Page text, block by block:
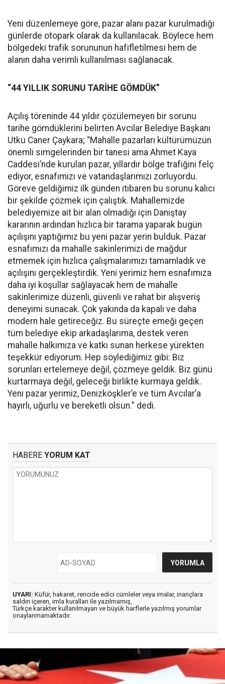
Yeni düzenlemeye göre, pazar alanı pazar kurulmadığı
günlerde otopark olarak da kullanılacak. Böylece hem
bölgedeki trafik sorununun hafifletilmesi hem de
alanın daha verimli kullanılması sağlanacak.
“44 YILLIK SORUNU TARİHE GÖMDÜK”
Açılış töreninde 44 yıldır çözülemeyen bir sorunu
tarihe gömdüklerini belirten Avcılar Belediye Başkanı
Utku Caner Çaykara; “Mahalle pazarları kültürümüzün
önemli simgelerinden bir tanesi ama Ahmet Kaya
Caddesi’nde kurulan pazar, yıllardır bölge trafiğini felç
ediyor, esnafımızı ve vatandaşlarımızı zorluyordu.
Göreve geldiğimiz ilk günden itibaren bu sorunu kalıcı
bir şekilde çözmek için çalıştık. Mahallemizde
belediyemize ait bir alan olmadığı için Danıştay
kararının ardından hızlıca bir tarama yaparak bugün
açılışını yaptığımız bu yeni pazar yerin bulduk. Pazar
esnafımızı da mahalle sakinlerimizi de mağdur
etmemek için hızlıca çalışmalarımızı tamamladık ve
açılışını gerçekleştirdik. Yeni yerimiz hem esnafımıza
daha iyi koşullar sağlayacak hem de mahalle
sakinlerimize düzenli, güvenli ve rahat bir alışveriş
deneyimi sunacak. Çok yakında da kapalı ve daha
modern hale getireceğiz. Bu süreçte emeği geçen
tüm belediye ekip arkadaşlarıma, destek veren
mahalle halkımıza ve katkı sunan herkese yürekten
teşekkür ediyorum. Hep söylediğimiz gibi: Biz
sorunları ertelemeye değil, çözmeye geldik. Biz günü
kurtarmaya değil, geleceği birlikte kurmaya geldik.
Yeni pazar yerimiz, Denizköşkler’e ve tüm Avcılar’a
hayırlı, uğurlu ve bereketli olsun.” dedi.
HABERE YORUM KAT
UYARI: Küfür, hakaret, rencide edici cümleler veya imalar, inançlara
saldırı içeren, imla kuralları ile yazılmamış,
Türkçe karakter kullanılmayan ve büyük harflerle yazılmış yorumlar
onaylanmamaktadır.